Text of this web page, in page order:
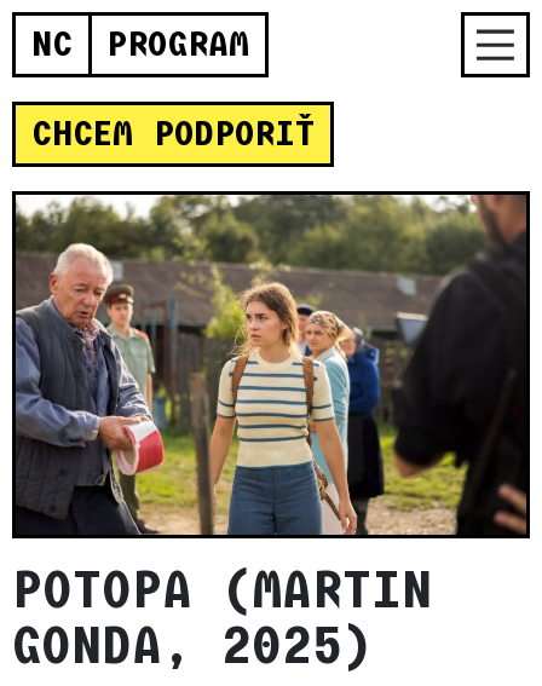
NC PROGRAM
CHCEM PODPORIŤ
POTOPA (MARTIN
GONDA, 2025)